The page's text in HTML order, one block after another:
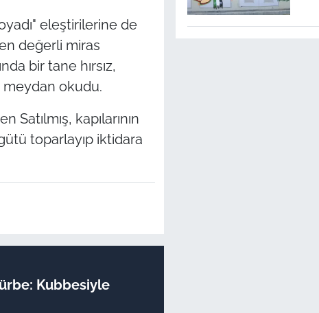
eleştirilerine de
değerli miras
bir tane hırsız,
meydan okudu.
Satılmış, kapılarının
toparlayıp iktidara
Kubbesiyle